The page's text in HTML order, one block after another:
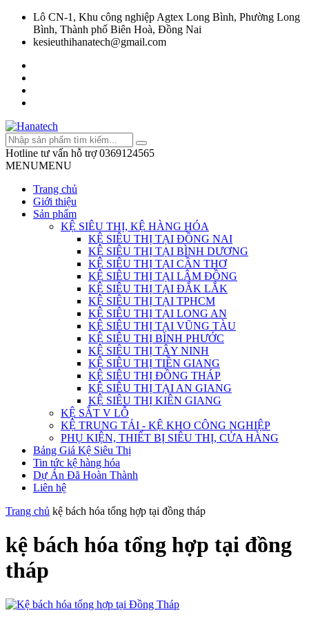
Lô CN-1, Khu công nghiệp Agtex Long Bình, Phường Long
Bình, Thành phố Biên Hoà, Đồng Nai
kesieuthihanatech@gmail.com
Hotline tư vấn hỗ trợ 0369124565
MENUMENU
Trang chủ
Giới thiệu
Sản phẩm
KỆ SIÊU THỊ, KỆ HÀNG HÓA
KỆ SIÊU THỊ TẠI ĐỒNG NAI
KỆ SIÊU THỊ TẠI BÌNH DƯƠNG
KỆ SIÊU THỊ TẠI CẦN THƠ
KỆ SIÊU THỊ TẠI LÂM ĐỒNG
KỆ SIÊU THỊ TẠI ĐẮK LẮK
KỆ SIÊU THỊ TẠI TPHCM
KỆ SIÊU THỊ TẠI LONG AN
KỆ SIÊU THỊ TẠI VŨNG TÀU
KỆ SIÊU THỊ BÌNH PHƯỚC
KỆ SIÊU THỊ TÂY NINH
KỆ SIÊU THỊ TIỀN GIANG
KỆ SIÊU THỊ ĐỒNG THÁP
KỆ SIÊU THỊ TẠI AN GIANG
KỆ SIÊU THỊ KIÊN GIANG
KỆ SẮT V LỖ
KỆ TRUNG TẢI - KỆ KHO CÔNG NGHIỆP
PHỤ KIỆN, THIẾT BỊ SIÊU THỊ, CỬA HÀNG
Bảng Giá Kệ Siêu Thị
Tin tức kệ hàng hóa
Dự Án Đã Hoàn Thành
Liên hệ
Trang chủ kệ bách hóa tổng hợp tại đồng tháp
kệ bách hóa tổng hợp tại đồng
tháp